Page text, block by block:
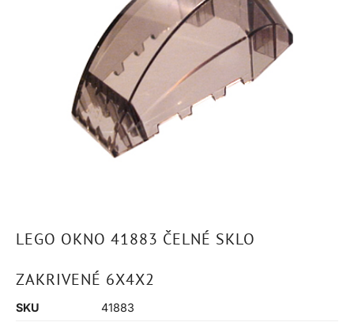
LEGO OKNO 41883 ČELNÉ SKLO
ZAKRIVENÉ 6X4X2
SKU
41883